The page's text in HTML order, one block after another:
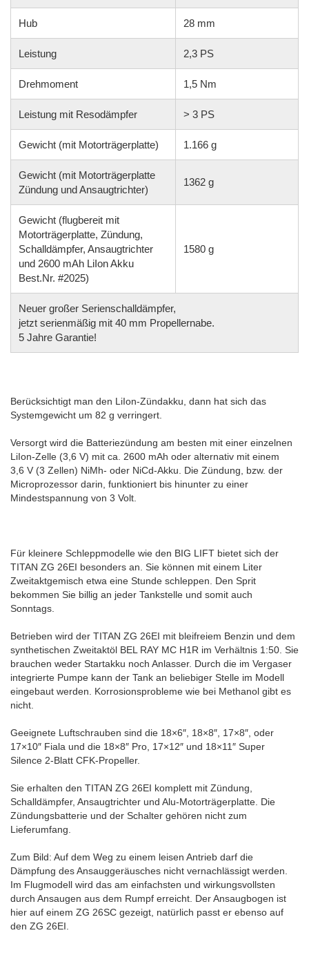
Hub 28 mm
Leistung 2,3 PS
Drehmoment 1,5 Nm
Leistung mit Resodämpfer > 3 PS
Gewicht (mit Motorträgerplatte) 1.166 g
Gewicht (mit Motorträgerplatte
Zündung und Ansaugtrichter)
1362 g
Gewicht (flugbereit mit
Motorträgerplatte, Zündung,
Schalldämpfer, Ansaugtrichter
und 2600 mAh LiIon Akku
Best.Nr. #2025)
1580 g
Neuer großer Serienschalldämpfer,
jetzt serienmäßig mit 40 mm Propellernabe.
5 Jahre Garantie!
Berücksichtigt man den LiIon-Zündakku, dann hat sich das
Systemgewicht um 82 g verringert.
Versorgt wird die Batteriezündung am besten mit einer einzelnen
LiIon-Zelle (3,6 V) mit ca. 2600 mAh oder alternativ mit einem
3,6 V (3 Zellen) NiMh- oder NiCd-Akku. Die Zündung, bzw. der
Microprozessor darin, funktioniert bis hinunter zu einer
Mindestspannung von 3 Volt.
Für kleinere Schleppmodelle wie den BIG LIFT bietet sich der
TITAN ZG 26EI besonders an. Sie können mit einem Liter
Zweitaktgemisch etwa eine Stunde schleppen. Den Sprit
bekommen Sie billig an jeder Tankstelle und somit auch
Sonntags.
Betrieben wird der TITAN ZG 26EI mit bleifreiem Benzin und dem
synthetischen Zweitaktöl BEL RAY MC H1R im Verhältnis 1:50. Sie
brauchen weder Startakku noch Anlasser. Durch die im Vergaser
integrierte Pumpe kann der Tank an beliebiger Stelle im Modell
eingebaut werden. Korrosionsprobleme wie bei Methanol gibt es
nicht.
Geeignete Luftschrauben sind die 18×6″, 18×8″, 17×8″, oder
17×10″ Fiala und die 18×8″ Pro, 17×12″ und 18×11″ Super
Silence 2-Blatt CFK-Propeller.
Sie erhalten den TITAN ZG 26EI komplett mit Zündung,
Schalldämpfer, Ansaugtrichter und Alu-Motorträgerplatte. Die
Zündungsbatterie und der Schalter gehören nicht zum
Lieferumfang.
Zum Bild: Auf dem Weg zu einem leisen Antrieb darf die
Dämpfung des Ansauggeräusches nicht vernachlässigt werden.
Im Flugmodell wird das am einfachsten und wirkungsvollsten
durch Ansaugen aus dem Rumpf erreicht. Der Ansaugbogen ist
hier auf einem ZG 26SC gezeigt, natürlich passt er ebenso auf
den ZG 26EI.